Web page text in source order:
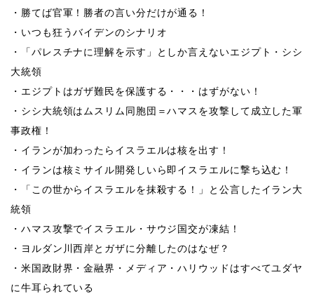
・勝てば官軍！勝者の言い分だけが通る！
・いつも狂うバイデンのシナリオ
・「パレスチナに理解を示す」としか言えないエジプト・シシ
大統領
・エジプトはガザ難民を保護する・・・はずがない！
・シシ大統領はムスリム同胞団＝ハマスを攻撃して成立した軍
事政権！
・イランが加わったらイスラエルは核を出す！
・イランは核ミサイル開発しいら即イスラエルに撃ち込む！
・「この世からイスラエルを抹殺する！」と公言したイラン大
統領
・ハマス攻撃でイスラエル・サウジ国交が凍結！
・ヨルダン川西岸とガザに分離したのはなぜ？
・米国政財界・金融界・メディア・ハリウッドはすべてユダヤ
に牛耳られている